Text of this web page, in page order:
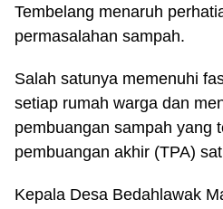
Tembelang menaruh
permasalahan sampah.
Salah satunya memenuhi
setiap rumah warga dan
pembuangan sampah yang
pembuangan akhir (TPA)
Kepala Desa Bedahlawak